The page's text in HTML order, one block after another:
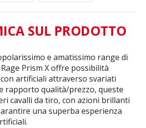
SUL PRODOTTO
e amatissimo range di
Prism X offre possibilità
artificiali attraverso svariati
rapporto qualità/prezzo, queste
cavalli da tiro, con azioni brillanti
una superba esperienza